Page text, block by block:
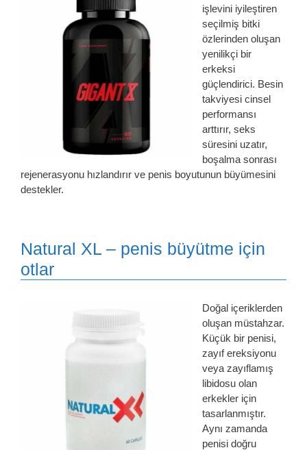
işlevini iyileştiren
seçilmiş bitki
özlerinden oluşan
yenilikçi bir
erkeksi
güçlendirici. Besin
takviyesi cinsel
performansı
arttırır, seks
süresini uzatır,
boşalma sonrası
rejenerasyonu hızlandırır ve penis boyutunun büyümesini
destekler.
Natural XL – penis büyütme için
otlar
Doğal içeriklerden
oluşan müstahzar.
Küçük bir penisi,
zayıf ereksiyonu
veya zayıflamış
libidosu olan
erkekler için
tasarlanmıştır.
Aynı zamanda
penisi doğru